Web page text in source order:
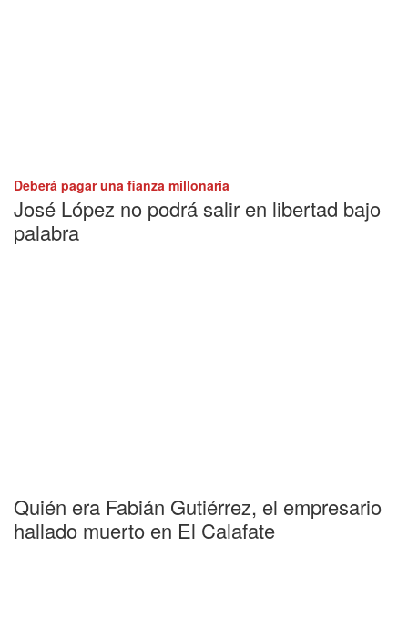
Deberá pagar una fianza millonaria
José López no podrá salir en libertad bajo
palabra
Quién era Fabián Gutiérrez, el empresario
hallado muerto en El Calafate